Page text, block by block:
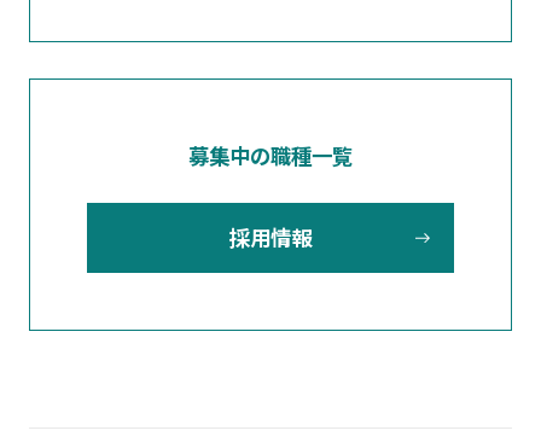
募集中の職種一覧
採用情報